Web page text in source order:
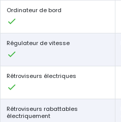
Ordinateur de bord
Régulateur de vitesse
Rétroviseurs électriques
Rétroviseurs rabattables
électriquement